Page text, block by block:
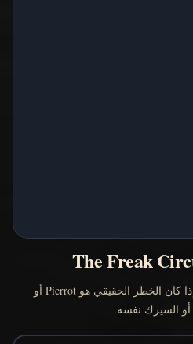
ابدأ اللعب الآن واكتشف ما إذا كان الخطر الحقيقي هو Pierrot أو